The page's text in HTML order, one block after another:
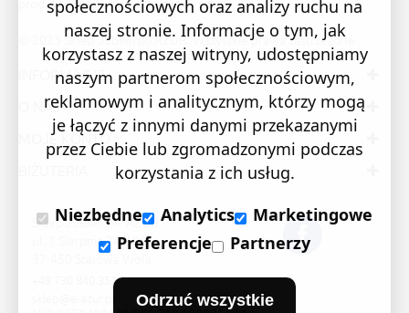
© 2023 Sklep Jubilerski AZUR. Wszystkie prawa zastrzeżone
INFORMACJE
O NAS
MOJE KONTO
Sklep Jubilerski "AZUR"
ul. 1 Sierpnia 24/105
37-450 Stalowa Wola
+48 730 840 357
społecznościowych oraz analizy ruchu na
naszej stronie. Informacje o tym, jak
korzystasz z naszej witryny, udostępniamy
naszym partnerom społecznościowym,
reklamowym i analitycznym, którzy mogą
je łączyć z innymi danymi przekazanymi
przez Ciebie lub zgromadzonymi podczas
korzystania z ich usług.
Niezbędne
Analytics
Marketingowe
Preferencje
Partnerzy
Odrzuć wszystkie